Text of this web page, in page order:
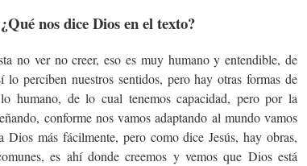
nos dice Dios en el texto?
no ver no creer, eso es muy humano y entendible, de
lo perciben nuestros sentidos, pero hay otras formas de
humano, de lo cual tenemos capacidad, pero por la
conforme nos vamos adaptando al mundo vamos
Dios más fácilmente, pero como dice Jesús, hay obras,
es ahí donde creemos y vemos que Dios está